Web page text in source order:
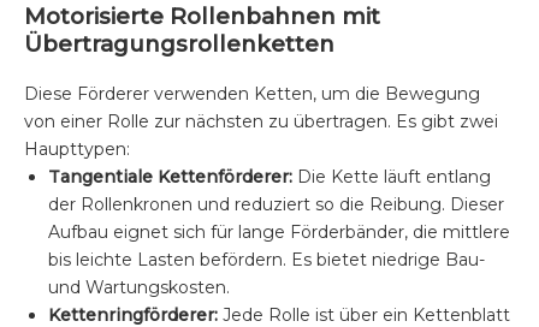
Motorisierte Rollenbahnen mit
Übertragungsrollenketten
Diese Förderer verwenden Ketten, um die Bewegung
von einer Rolle zur nächsten zu übertragen. Es gibt zwei
Haupttypen:
Tangentiale Kettenförderer: Die Kette läuft entlang
der Rollenkronen und reduziert so die Reibung. Dieser
Aufbau eignet sich für lange Förderbänder, die mittlere
bis leichte Lasten befördern. Es bietet niedrige Bau-
und Wartungskosten.
Kettenringförderer: Jede Rolle ist über ein Kettenblatt